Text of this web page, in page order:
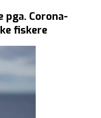
Corona-
fiskere